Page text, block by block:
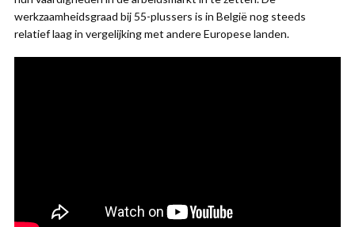
werkzaamheidsgraad bij 55-plussers is in België nog steeds
relatief laag in vergelijking met andere Europese landen.